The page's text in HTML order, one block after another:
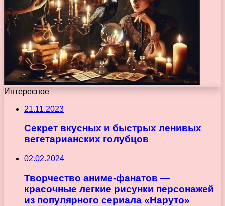
Интересное
21.11.2023
Секрет вкусных и быстрых ленивых
вегетарианских голубцов
02.02.2024
Творчество аниме-фанатов —
красочные легкие рисунки персонажей
из популярного сериала «Наруто»